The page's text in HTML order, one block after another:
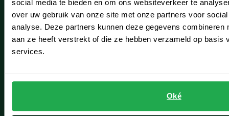
social media te bieden en om ons websiteverkeer te
over uw gebruik van onze site met onze partners voor
analyse. Deze partners kunnen deze gegevens combineren
aan ze heeft verstrekt of die ze hebben verzameld op basis
services.
Oké
Noordwijk
Oegstgeest
Grote maten herenkleding